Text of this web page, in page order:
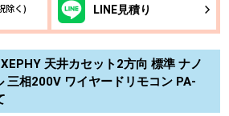
除く) LINE見積り
天井カセット2方向 標準 ナノ
三相200V ワイヤードリモコン PA-